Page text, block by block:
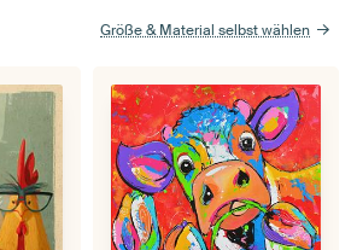
Größe & Material selbst wählen